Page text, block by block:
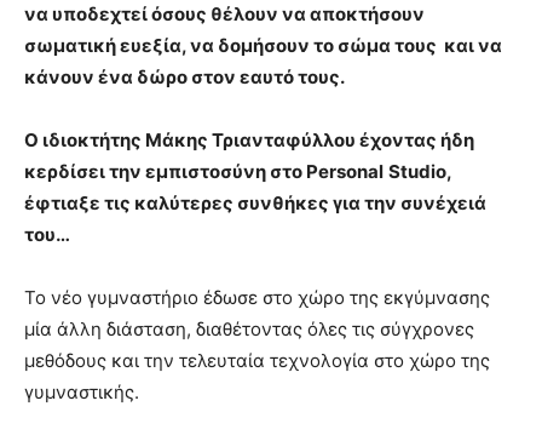
να υποδεχτεί όσους θέλουν να αποκτήσουν
σωματική ευεξία, να δομήσουν το σώμα τους και να
κάνουν ένα δώρο στον εαυτό τους.
Ο ιδιοκτήτης Μάκης Τριανταφύλλου έχοντας ήδη
κερδίσει την εμπιστοσύνη στο Personal Studio,
έφτιαξε τις καλύτερες συνθήκες για την συνέχειά
του…
Το νέο γυμναστήριο έδωσε στο χώρο της εκγύμνασης
μία άλλη διάσταση, διαθέτοντας όλες τις σύγχρονες
μεθόδους και την τελευταία τεχνολογία στο χώρο της
γυμναστικής.